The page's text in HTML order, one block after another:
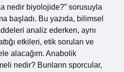
nedir biyolojide?” sorusuyla
başladı. Bu yazıda, bilimsel
analiz ederken, aynı
etkileri, etik soruları ve
alacağım. Anabolik
nedir? Bunların sporcular,